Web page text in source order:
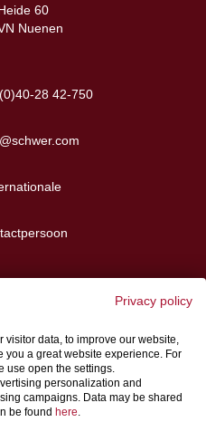
60
Nuenen
28 42-750
levervoorwaarden
Privacy policy
visitor data, to improve our website,
a great website experience. For
use open the settings.
personalization and
campaigns. Data may be shared
be found here.